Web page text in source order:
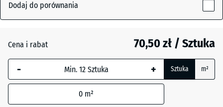
Ciemnoszary
granit
Dodaj do porównania
Cena i rabat 70,50 zł / Sztuka
- + Sztuka m²
0 m²